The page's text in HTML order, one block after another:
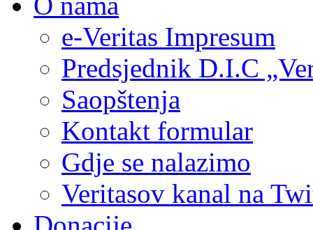
e-Veritas Impresum
Predsjednik D.I.C
Saopštenja
Kontakt formular
Gdje se nalazimo
Veritasov kanal na